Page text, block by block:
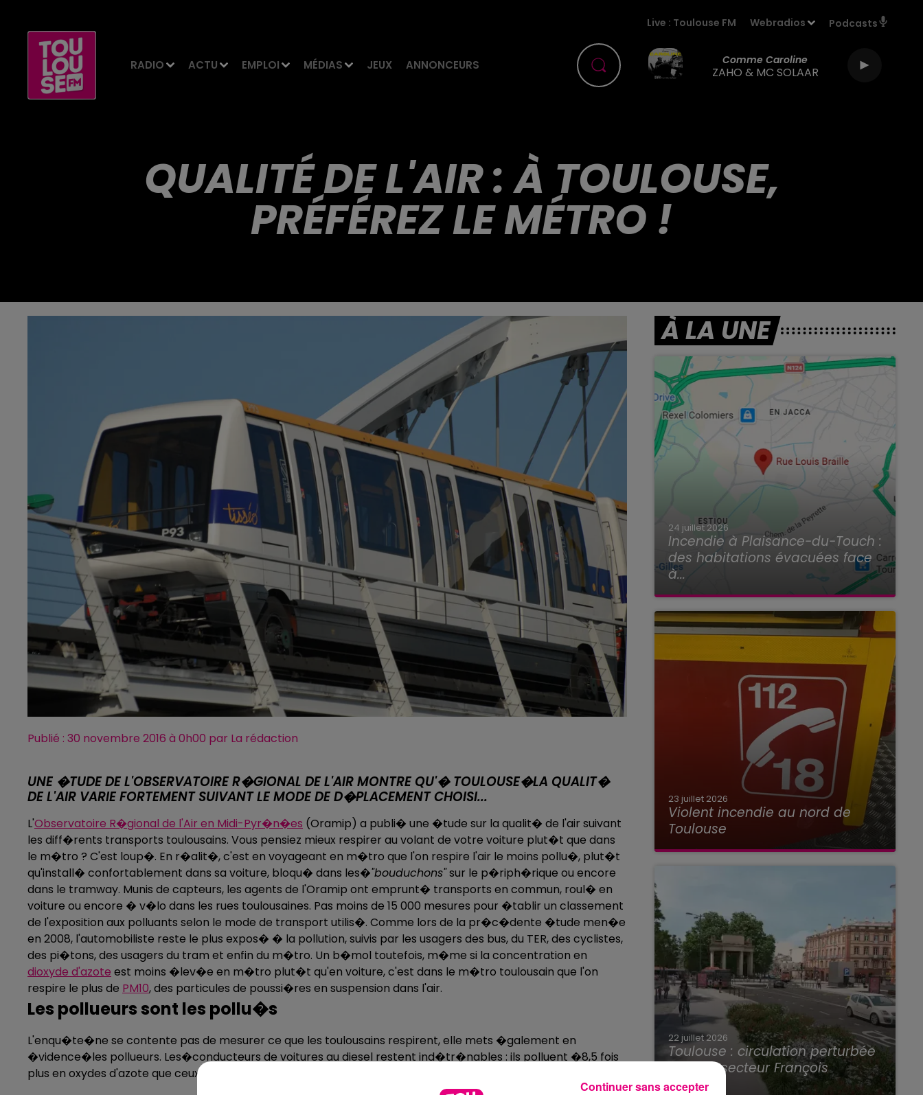
RADIO ACTU EMPLOI MÉDIAS JEUX ANNONCEURS
Live : Toulouse FM Webradios Podcasts
Comme Caroline
ZAHO & MC SOLAAR
QUALITÉ DE L'AIR : À TOULOUSE,
PRÉFÉREZ LE MÉTRO !
Publié : 30 novembre 2016 à 0h00 par La rédaction
UNE �TUDE DE L'OBSERVATOIRE R�GIONAL DE L'AIR MONTRE QU'� TOULOUSE�LA QUALIT�
DE L'AIR VARIE FORTEMENT SUIVANT LE MODE DE D�PLACEMENT CHOISI...
L'Observatoire R�gional de l'Air en Midi-Pyr�n�es (Oramip) a publi� une �tude sur la qualit� de l'air suivant
les diff�rents transports toulousains. Vous pensiez mieux respirer au volant de votre voiture plut�t que dans
le m�tro ? C'est loup�. En r�alit�, c'est en voyageant en m�tro que l'on respire l'air le moins pollu�, plut�t
qu'install� confortablement dans sa voiture, bloqu� dans les�"bouduchons"sur le p�riph�rique ou encore
dans le tramway. Munis de capteurs, les agents de l'Oramip ont emprunt� transports en commun, roul� en
voiture ou encore � v�lo dans les rues toulousaines. Pas moins de 15 000 mesures pour �tablir un classement
de l'exposition aux polluants selon le mode de transport utilis�. Comme lors de la pr�c�dente �tude men�e
en 2008, l'automobiliste reste le plus expos� � la pollution, suivis par les usagers des bus, du TER, des cyclistes,
des pi�tons, des usagers du tram et enfin du m�tro. Un b�mol toutefois, m�me si la concentration en
dioxyde d'azote est moins �lev�e en m�tro plut�t qu'en voiture, c'est dans le m�tro toulousain que l'on
respire le plus de PM10, des particules de poussi�res en suspension dans l'air.
Les pollueurs sont les pollu�s
L'enqu�te�ne se contente pas de mesurer ce que les toulousains respirent, elle mets �galement en
�vidence�les pollueurs. Les�conducteurs de voitures au diesel restent ind�tr�nables : ils polluent �8,5 fois
plus en oxydes d'azote que ceux utilisant une essence ou prenant le bus.
À LA UNE
24 juillet 2026
Incendie à Plaisance-du-Touch :
des habitations évacuées face
à...
23 juillet 2026
Violent incendie au nord de
Toulouse
22 juillet 2026
Toulouse : circulation perturbée
dans le secteur François
Verdier...
Continuer sans accepter